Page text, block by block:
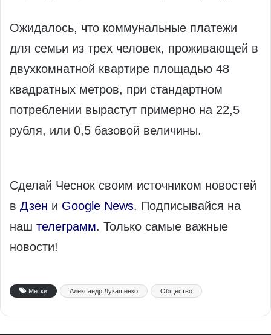
Ожидалось, что коммунальные платежи
для семьи из трех человек, проживающей в
двухкомнатной квартире площадью 48
квадратных метров, при стандартном
потреблении вырастут примерно на 22,5
рубля, или 0,5 базовой величины.
Сделай Чеснок своим источником новостей
в Дзен и Google News. Подписывайся на
наш телеграмм. Только самые важные
новости!
Метки Александр Лукашенко Общество